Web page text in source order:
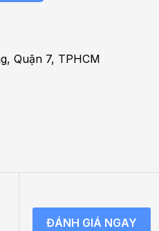
Quận 7, TPHCM
ĐÁNH GIÁ NGAY